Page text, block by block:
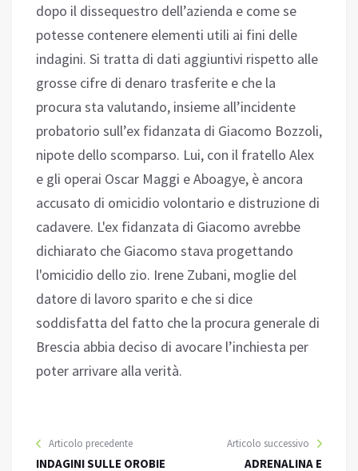
dopo il dissequestro dell’azienda e come se
potesse contenere elementi utili ai fini delle
indagini. Si tratta di dati aggiuntivi rispetto alle
grosse cifre di denaro trasferite e che la
procura sta valutando, insieme all’incidente
probatorio sull’ex fidanzata di Giacomo Bozzoli,
nipote dello scomparso. Lui, con il fratello Alex
e gli operai Oscar Maggi e Aboagye, è ancora
accusato di omicidio volontario e distruzione di
cadavere. L'ex fidanzata di Giacomo avrebbe
dichiarato che Giacomo stava progettando
l'omicidio dello zio. Irene Zubani, moglie del
datore di lavoro sparito e che si dice
soddisfatta del fatto che la procura generale di
Brescia abbia deciso di avocare l’inchiesta per
poter arrivare alla verità.
Articolo precedente
INDAGINI SULLE OROBIE
Articolo successivo
ADRENALINA E